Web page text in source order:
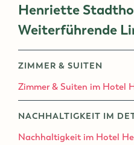
Henriette
Weiterführende
ZIMMER & SUITEN
Zimmer & Suiten im Hotel
NACHHALTIGKEIT IM
Nachhaltigkeit im Hotel